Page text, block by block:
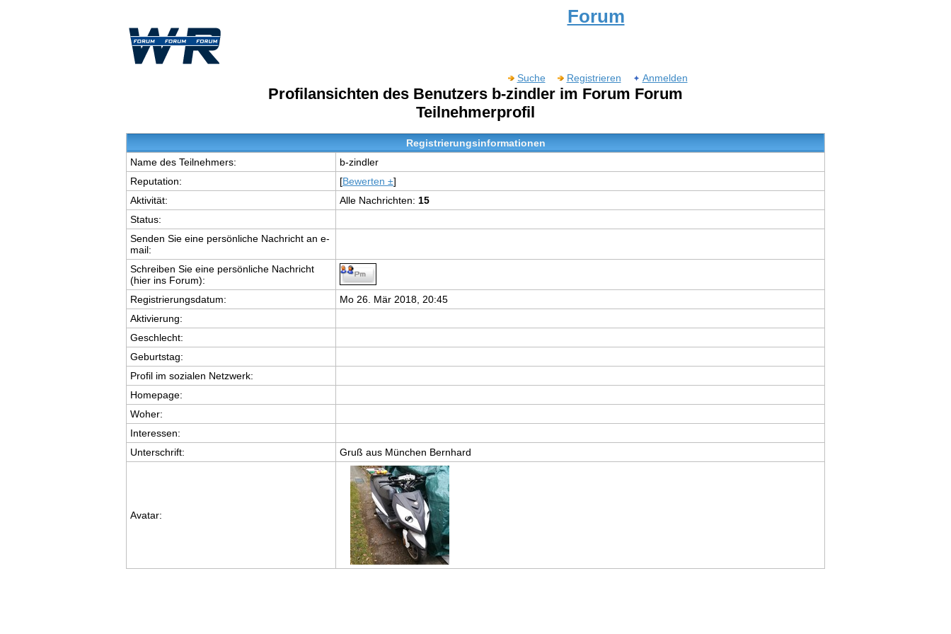
Forum
Suche Registrieren Anmelden
Profilansichten des Benutzers b-zindler im Forum Forum
Teilnehmerprofil
Registrierungsinformationen
Name des Teilnehmers:
b-zindler
Reputation:
[Bewerten ±]
Aktivität:
Alle Nachrichten: 15
Status:
Senden Sie eine persönliche Nachricht an e-
mail:
Schreiben Sie eine persönliche Nachricht
(hier ins Forum):
Registrierungsdatum:
Mo 26. Mär 2018, 20:45
Aktivierung:
Geschlecht:
Geburtstag:
Profil im sozialen Netzwerk:
Homepage:
Woher:
Interessen:
Unterschrift:
Gruß aus München Bernhard
Avatar: